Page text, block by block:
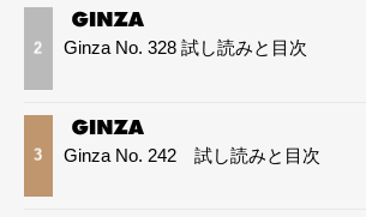
2 Ginza No. 328 試し読みと目次
3 Ginza No. 242 試し読みと目次